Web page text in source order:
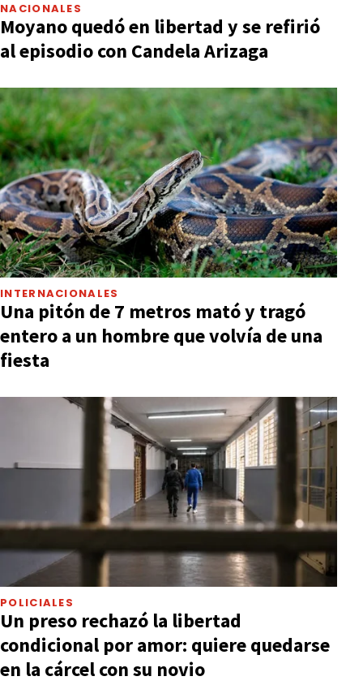
NACIONALES
Moyano quedó en libertad y se refirió
al episodio con Candela Arizaga
INTERNACIONALES
Una pitón de 7 metros mató y tragó
entero a un hombre que volvía de una
fiesta
POLICIALES
Un preso rechazó la libertad
condicional por amor: quiere quedarse
en la cárcel con su novio